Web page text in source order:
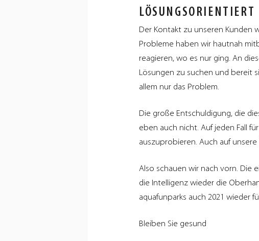
LÖSUNGSORIENTIERT
Der Kontakt zu unseren Kunden
Probleme haben wir hautnah
reagieren, wo es nur ging. An
Lösungen zu suchen und bereit
allem nur das Problem.
Die große Entschuldigung, die
eben auch nicht. Auf jeden Fall
auszuprobieren. Auch auf
Also schauen wir nach vorn. Die
die Intelligenz wieder die
aquafunparks auch 2021 wieder
Bleiben Sie gesund
aquafun
–
–
–